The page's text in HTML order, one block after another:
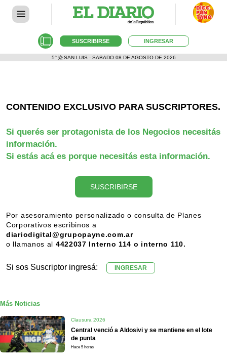
SUSCRIBIRSE INGRESAR
5° SAN LUIS - SABADO 08 DE AGOSTO DE 2026
CONTENIDO EXCLUSIVO PARA SUSCRIPTORES.
Si querés ser protagonista de los Negocios necesitás
información.
Si estás acá es porque necesitás esta información.
SUSCRIBIRSE
Por asesoramiento personalizado o consulta de Planes
Corporativos escribinos a
diariodigital@grupopayne.com.ar
o llamanos al 4422037 Interno 114 o interno 110.
Si sos Suscriptor ingresá: INGRESAR
Más Noticias
Clausura 2026
Central venció a Aldosivi y se mantiene en el lote
de punta
Hace 5 horas